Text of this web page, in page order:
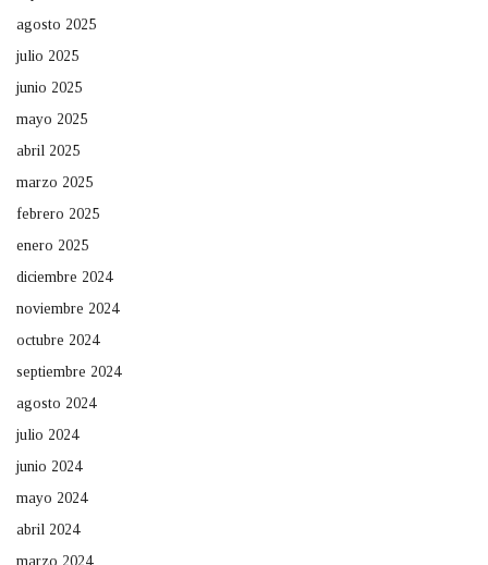
agosto 2025
julio 2025
junio 2025
mayo 2025
abril 2025
marzo 2025
febrero 2025
enero 2025
diciembre 2024
noviembre 2024
octubre 2024
septiembre 2024
agosto 2024
julio 2024
junio 2024
mayo 2024
abril 2024
marzo 2024